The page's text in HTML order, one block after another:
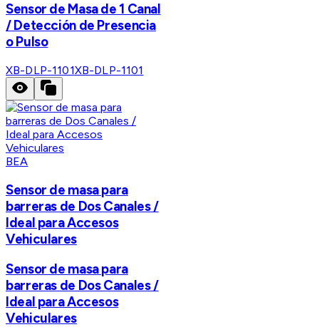
Sensor de Masa de 1 Canal
/ Detección de Presencia
o Pulso
XB-DLP-1101XB-DLP-1101
BEA
Sensor de masa para
barreras de Dos Canales /
Ideal para Accesos
Vehiculares
Sensor de masa para
barreras de Dos Canales /
Ideal para Accesos
Vehiculares